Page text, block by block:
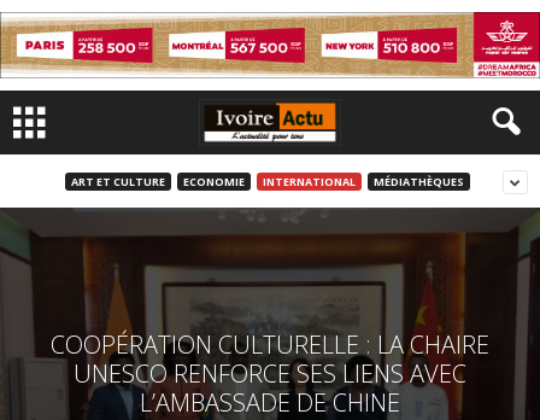
ART ET CULTURE ECONOMIE INTERNATIONAL MÉDIATHÈQUES
COOPÉRATION CULTURELLE : LA CHAIRE
UNESCO RENFORCE SES LIENS AVEC
L’AMBASSADE DE CHINE